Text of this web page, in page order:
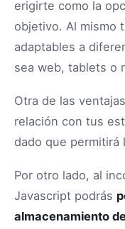
erigirte como la
objetivo. Al mismo
adaptables a
sea web, tablets o
Otra de las
relación con tus
dado que permitirá
Por otro lado, al
Javascript podrás
almacenamiento